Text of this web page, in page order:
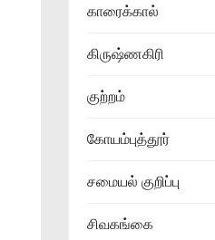
காரைக்கால்
கிருஷ்ணகிரி
குற்றம்
கோயம்புத்தூர்
சமையல் குறிப்பு
சிவகங்கை